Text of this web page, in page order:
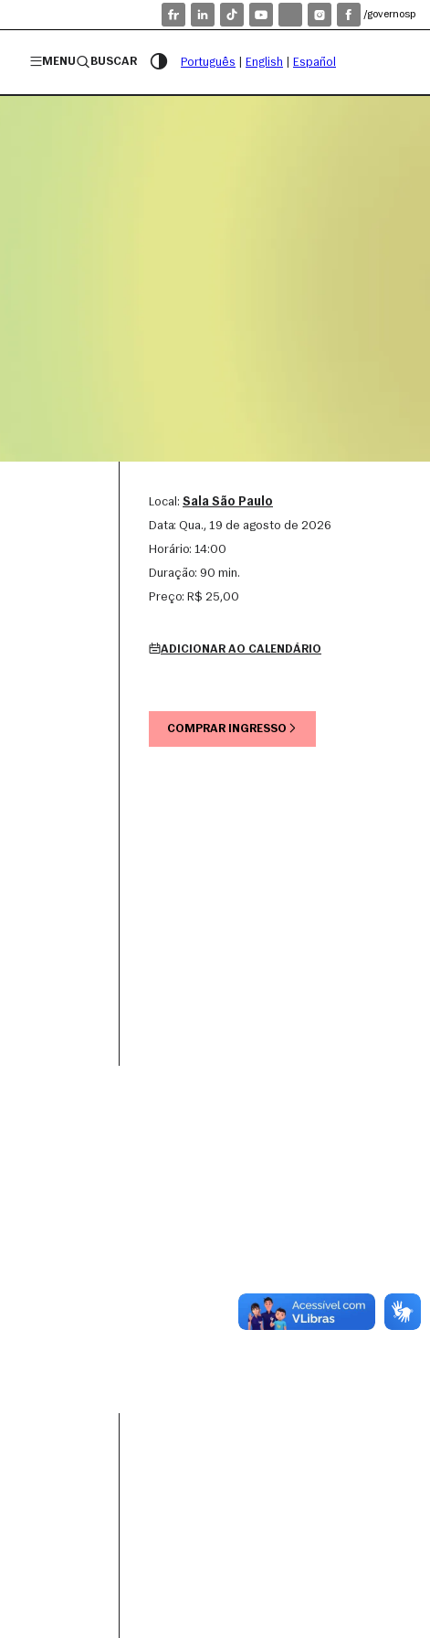
/governosp
MENU BUSCAR Português English Español
Local: Sala São Paulo
Data:
qua., 19 de agosto de 2026
Horário:
14:00
Duração: 90 min.
Preço: R$ 25,00
ADICIONAR AO CALENDÁRIO
COMPRAR INGRESSO